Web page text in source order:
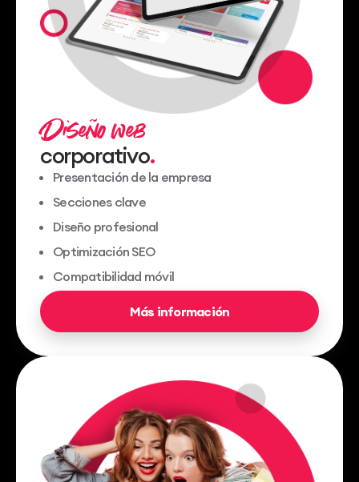
Diseño web
corporativo
Presentación de la empresa
Secciones clave
Diseño profesional
Optimización SEO
Compatibilidad móvil
Más información